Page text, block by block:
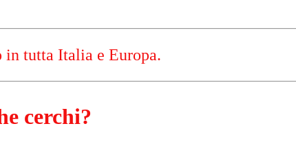
in tutta Italia e Europa.
cerchi?